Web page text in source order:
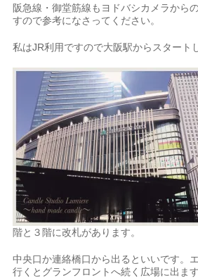
阪急線・御堂筋線もヨドバシカメラから
すので参考になさってください。
私はJR利用ですので大阪駅からスタート
階と３階に改札があります。
中央口か連絡橋口から出るといいです。
行くとグランフロントへ続く広場に出ま